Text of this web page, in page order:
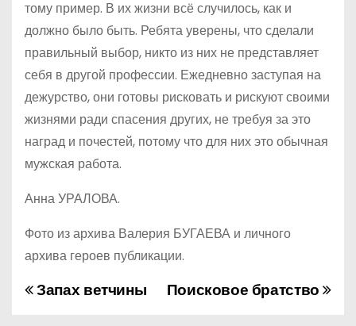
тому пример. В их жизни всё случилось, как и
должно было быть. Ребята уверены, что сделали
правильный выбор, никто из них не представляет
себя в другой профессии. Ежедневно заступая на
дежурство, они готовы рисковать и рискуют своими
жизнями ради спасения других, не требуя за это
наград и почестей, потому что для них это обычная
мужская работа.
Анна УРАЛОВА.
Фото из архива Валерия БУГАЕВА и личного
архива героев публикации.
Н
Поисковое братство
Запах ветчины